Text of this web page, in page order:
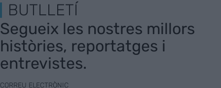
BUTLLETÍ
Segueix les nostres millors
històries, reportatges i
entrevistes.
CORREU ELECTRÒNIC